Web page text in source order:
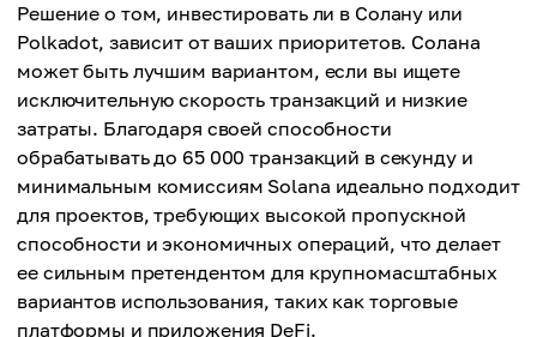
Решение о том, инвестировать ли в Солану или
Polkadot, зависит от ваших приоритетов. Солана
может быть лучшим вариантом, если вы ищете
исключительную скорость транзакций и низкие
затраты. Благодаря своей способности
обрабатывать до 65 000 транзакций в секунду и
минимальным комиссиям Solana идеально подходит
для проектов, требующих высокой пропускной
способности и экономичных операций, что делает
ее сильным претендентом для крупномасштабных
вариантов использования, таких как торговые
платформы и приложения DeFi.